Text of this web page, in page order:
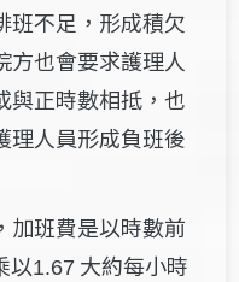
班不足，形成積欠
方也會要求護理人
與正時數相抵，也
理人員形成負班後
加班費是以時數前
以1.67 大約每小時